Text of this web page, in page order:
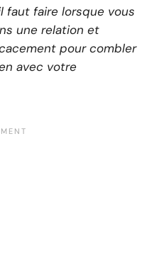
faut faire lorsque vous
une relation et
pour combler
avec votre